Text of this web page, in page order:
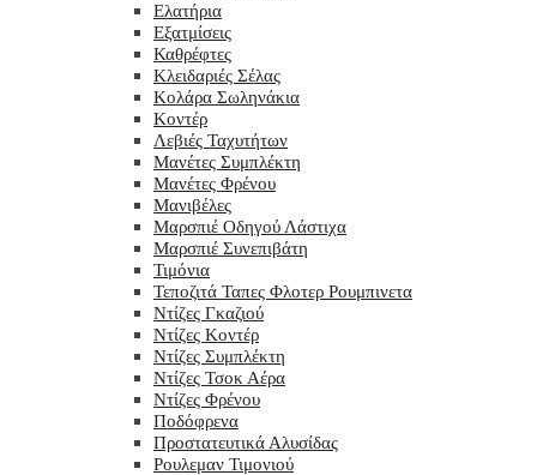
Ελατήρια
Εξατμίσεις
Καθρέφτες
Κλειδαριές Σέλας
Κολάρα Σωληνάκια
Κοντέρ
Λεβιές Ταχυτήτων
Μανέτες Συμπλέκτη
Μανέτες Φρένου
Μανιβέλες
Μαρσπιέ Οδηγού Λάστιχα
Μαρσπιέ Συνεπιβάτη
Τιμόνια
Τεποζιτά Ταπες Φλοτερ Ρουμπινετα
Ντίζες Γκαζιού
Ντίζες Κοντέρ
Ντίζες Συμπλέκτη
Ντίζες Τσοκ Αέρα
Ντίζες Φρένου
Ποδόφρενα
Προστατευτικά Αλυσίδας
Ρουλεμαν Τιμονιού